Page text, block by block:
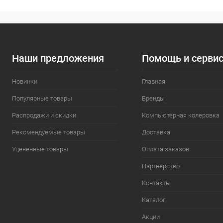
Наши предложения
Новинки
Популярные товары
Распродажи и скидки
Рекомендуемые товары
Уцененные товары
Помощь и
Главная
Бренды
Компьютерная колеровка
Доставка
Оплата заказов
Партнерство
Контакты
Каталог
Акции